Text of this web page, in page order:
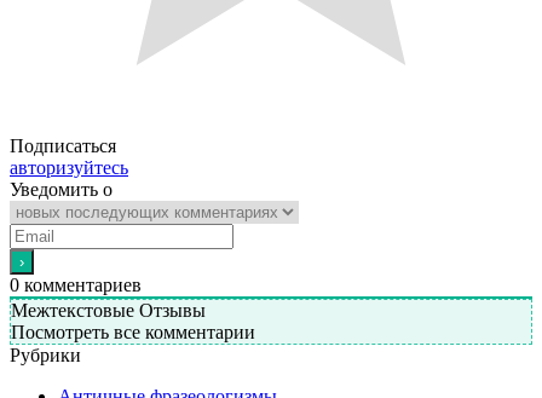
Подписаться
авторизуйтесь
Уведомить о
0 комментариев
Межтекстовые Отзывы
Посмотреть все комментарии
Рубрики